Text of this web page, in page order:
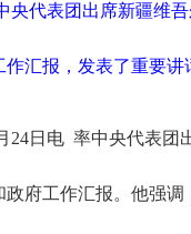
央代表团出席新疆维
汇报，发表了重要讲
24日电 率中央代表团
府工作汇报。他强